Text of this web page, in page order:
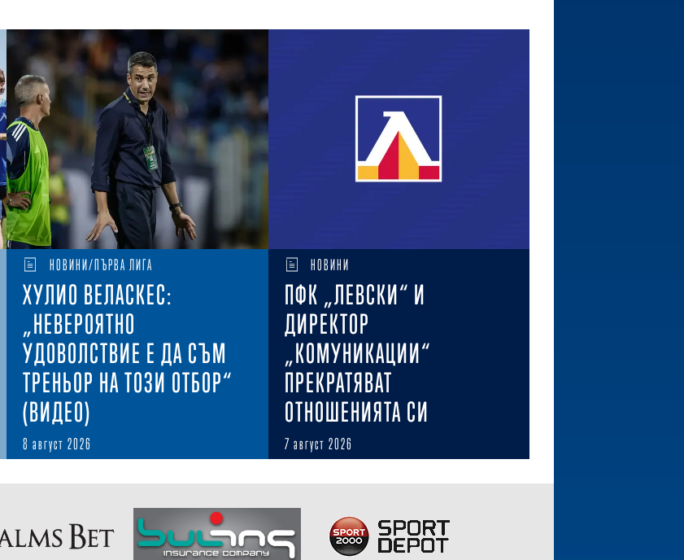
НОВИНИ/ПЪРВА ЛИГА
ХУЛИО ВЕЛАСКЕС:
„НЕВЕРОЯТНО
УДОВОЛСТВИЕ Е ДА СЪМ
ТРЕНЬОР НА ТОЗИ ОТБОР“
(ВИДЕО)
8 август 2026
НОВИНИ
ПФК „ЛЕВСКИ“ И
ДИРЕКТОР
„КОМУНИКАЦИИ“
ПРЕКРАТЯВАТ
ОТНОШЕНИЯТА СИ
7 август 2026